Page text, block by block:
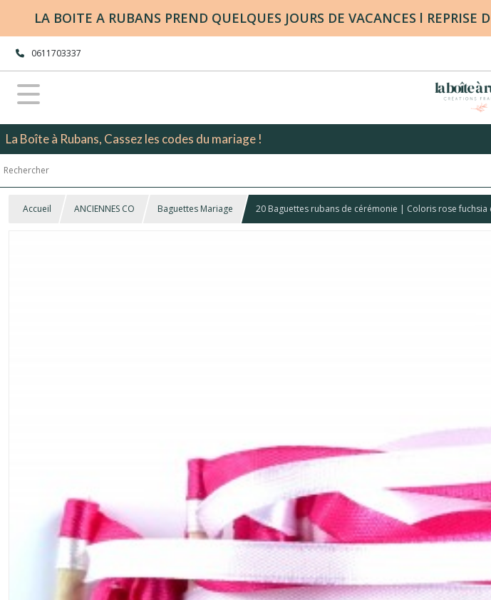
LA BOITE A RUBANS PREND QUELQUES JOURS DE VACANCES l
0611703337
La Boîte à Rubans, Cassez les codes du mariage !
Accueil ANCIENNES CO Baguettes Mariage 20 Baguettes rubans de cérémonie | Coloris rose fuchsia